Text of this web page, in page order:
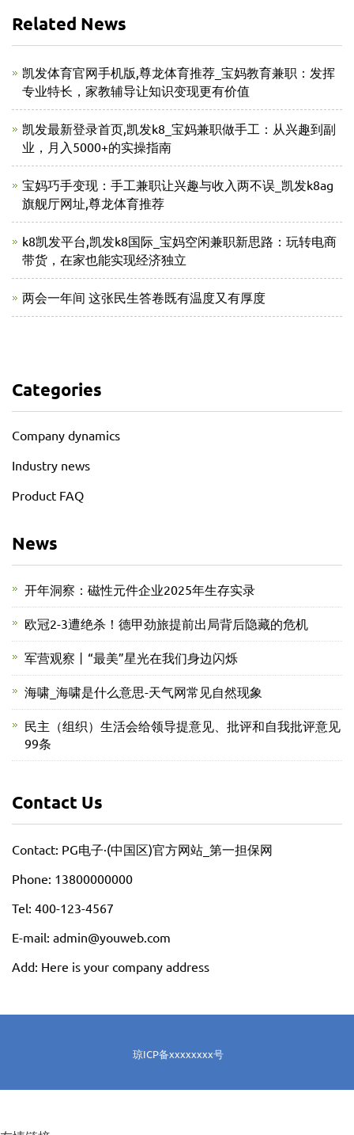
Related News
凯发体育官网手机版,尊龙体育推荐_宝妈教育兼职：发挥
专业特长，家教辅导让知识变现更有价值
凯发最新登录首页,凯发k8_宝妈兼职做手工：从兴趣到副
业，月入5000+的实操指南
宝妈巧手变现：手工兼职让兴趣与收入两不误_凯发k8ag
旗舰厅网址,尊龙体育推荐
k8凯发平台,凯发k8国际_宝妈空闲兼职新思路：玩转电商
带货，在家也能实现经济独立
两会一年间 这张民生答卷既有温度又有厚度
Categories
Company dynamics
Industry news
Product FAQ
News
开年洞察：磁性元件企业2025年生存实录
欧冠2-3遭绝杀！德甲劲旅提前出局背后隐藏的危机
军营观察丨“最美”星光在我们身边闪烁
海啸_海啸是什么意思-天气网常见自然现象
民主（组织）生活会给领导提意见、批评和自我批评意见
99条
Contact Us
Contact: PG电子·(中国区)官方网站_第一担保网
Phone: 13800000000
Tel: 400-123-4567
E-mail: admin@youweb.com
Add: Here is your company address
琼ICP备xxxxxxxx号